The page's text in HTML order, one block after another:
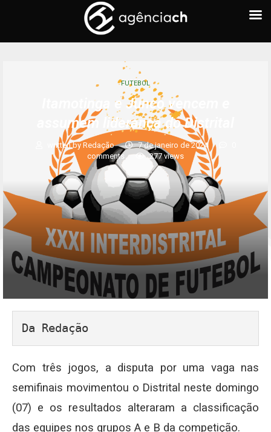
FUTEBOL
Itamotinga e Junco vencem e
assumem liderança do Distrital
written by Redação 7 de janeiro de 2024
comments
277views
Da Redação
Com três jogos, a disputa por uma vaga nas
semifinais movimentou o Distrital neste domingo
(07) e os resultados alteraram a classificação
das equipes nos grupos A e B da competição.